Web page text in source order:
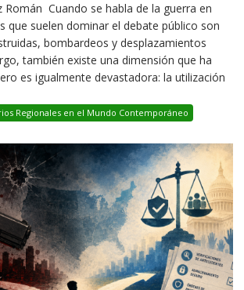
Román Cuando se habla de la guerra en
que suelen dominar el debate público son
bombardeos y desplazamientos
también existe una dimensión que ha
es igualmente devastadora: la utilización
Regionales en el Mundo Contemporáneo